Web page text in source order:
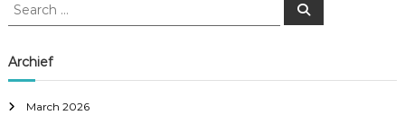
r
c
f
S
Archief
March 2026